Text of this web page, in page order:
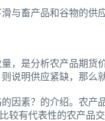
与畜产品和谷物的供
，是分析农产品期
说明供应紧缺，那么
因素？的介绍。农产
较有代表性的农产品